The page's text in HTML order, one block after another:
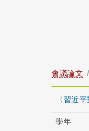
會議論文
〈習近
學年